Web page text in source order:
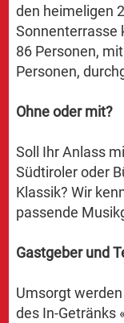
den heimeligen
Sonnenterrasse
86 Personen,
Personen,
Ohne oder mit?
Soll Ihr Anlass
Südtiroler oder
Klassik? Wir
passende
Gastgeber und
Umsorgt
des In-Getränks